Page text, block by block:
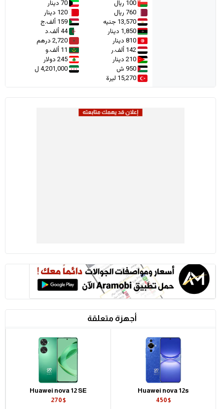
100 ريال
70 دينار
760 ريال
120 دينار
13,570 جنيه
159 ألف.ج
1,850 دينار
44 ألف.د
810 دينار
2,720 درهم
142 ألف.ر
11 ألف.و
210 دينار
245 دولار
950 ش
4,201,000 ل
15,270 ليرة
أجهزة متعلقة
Huawei nova 12s
450$
Huawei nova 12 SE
270$